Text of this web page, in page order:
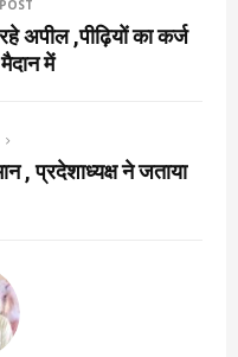
अपील ,पीढ़ियों का कर्ज
में
, प्रदेशाध्यक्ष ने जताया